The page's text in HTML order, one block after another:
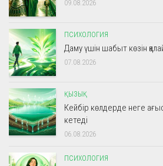
09.08.2026
ПСИХОЛОГИЯ
Даму үшін шабыт көзін
07.08.2026
ҚЫЗЫҚ
Кейбір көлдерде неге
кетеді
06.08.2026
ПСИХОЛОГИЯ